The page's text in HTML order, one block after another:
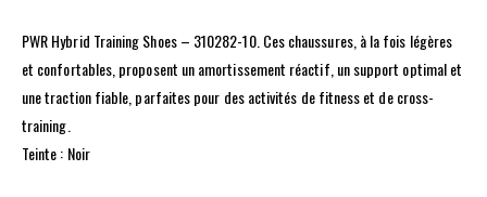
PWR Hybrid Training Shoes – 310282-10. Ces chaussures, à la fois légères
et confortables, proposent un amortissement réactif, un support optimal et
une traction fiable, parfaites pour des activités de fitness et de cross-
training.
Teinte : Noir